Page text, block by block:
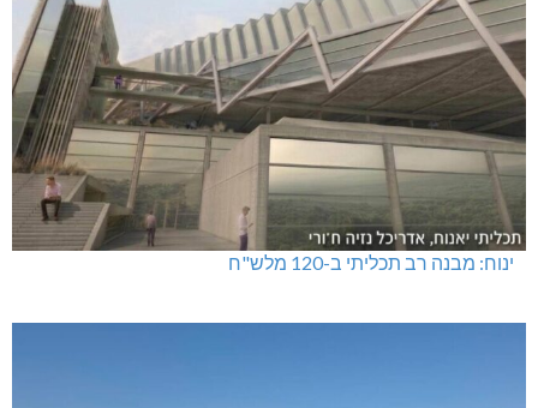
ינוח: מבנה רב תכליתי ב-120 מלש"ח